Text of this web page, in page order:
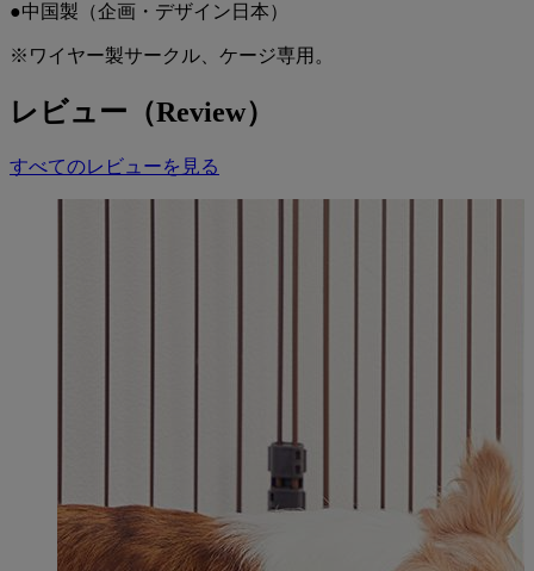
●中国製（企画・デザイン日本）
※ワイヤー製サークル、ケージ専用。
レビュー（Review）
すべてのレビューを見る